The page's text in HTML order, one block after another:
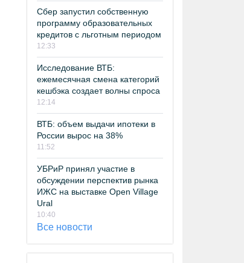
Сбер запустил собственную
программу образовательных
кредитов с льготным периодом
12:33
Исследование ВТБ:
ежемесячная смена категорий
кешбэка создает волны спроса
12:14
ВТБ: объем выдачи ипотеки в
России вырос на 38%
11:52
УБРиР принял участие в
обсуждении перспектив рынка
ИЖС на выставке Open Village
Ural
10:40
Все новости